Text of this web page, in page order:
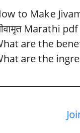
to Make
Marathi pdf
are the
are the